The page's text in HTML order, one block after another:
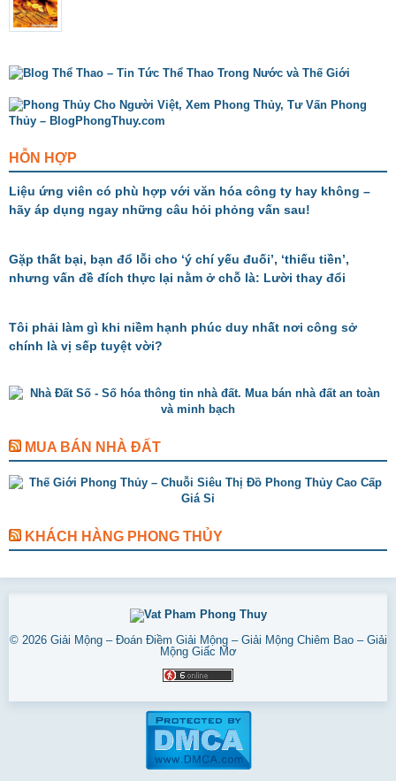
HỖN HỢP
Liệu ứng viên có phù hợp với văn hóa công ty hay không –
hãy áp dụng ngay những câu hỏi phỏng vấn sau!
Gặp thất bại, bạn đổ lỗi cho ‘ý chí yếu đuối’, ‘thiếu tiền’,
nhưng vấn đề đích thực lại nằm ở chỗ là: Lười thay đổi
Tôi phải làm gì khi niềm hạnh phúc duy nhất nơi công sở
chính là vị sếp tuyệt vời?
MUA BÁN NHÀ ĐẤT
KHÁCH HÀNG PHONG THỦY
© 2026 Giải Mộng – Đoán Điềm Giải Mộng – Giải Mộng Chiêm Bao – Giải
Mộng Giấc Mơ